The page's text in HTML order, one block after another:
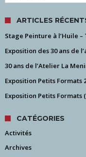
ARTICLES
Stage Peinture à l’Huile
Exposition des 30 ans de
30 ans de l’Atelier La
Exposition Petits Formats
Exposition Petits Formats
CATÉGORIES
Activités
Archives